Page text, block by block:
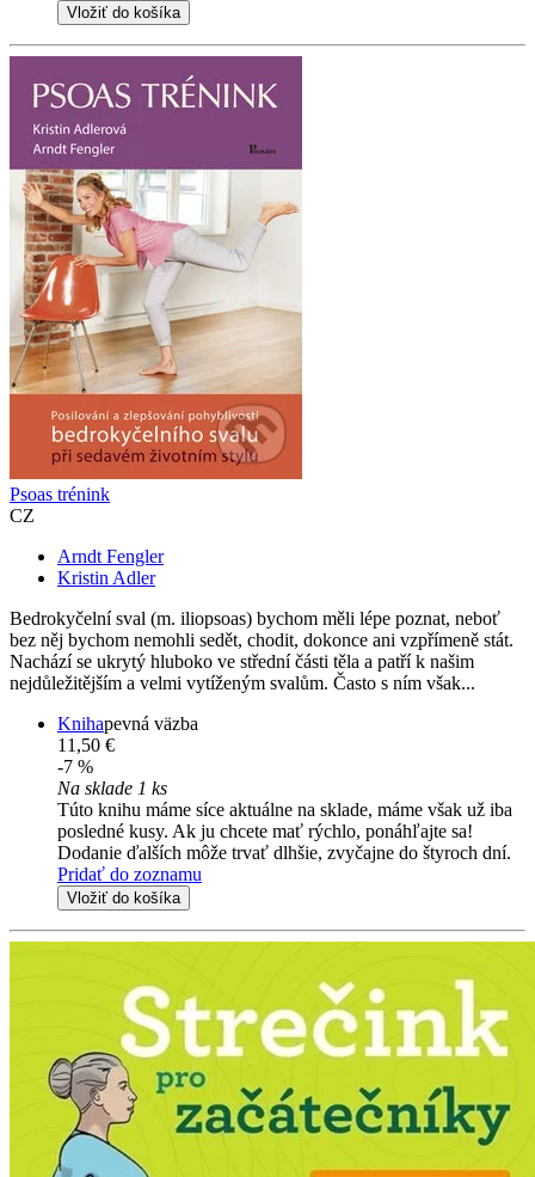
Vložiť do košíka
Psoas trénink
CZ
Arndt Fengler
Kristin Adler
Bedrokyčelní sval (m. iliopsoas) bychom měli lépe poznat, neboť
bez něj bychom nemohli sedět, chodit, dokonce ani vzpřímeně stát.
Nachází se ukrytý hluboko ve střední části těla a patří k našim
nejdůležitějším a velmi vytíženým svalům. Často s ním však...
Knihapevná väzba
11,50 €
-7 %
Na sklade 1 ks
Túto knihu máme síce aktuálne na sklade, máme však už iba
posledné kusy. Ak ju chcete mať rýchlo, ponáhľajte sa!
Dodanie ďalších môže trvať dlhšie, zvyčajne do štyroch dní.
Pridať do zoznamu
Vložiť do košíka